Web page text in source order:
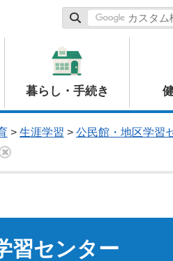
暮らし・手続き
> 生涯学習 > 公民館・地区学習
習センター